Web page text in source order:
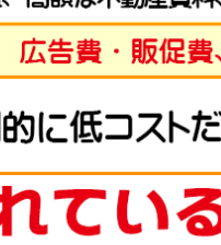
ハーディ フライリ